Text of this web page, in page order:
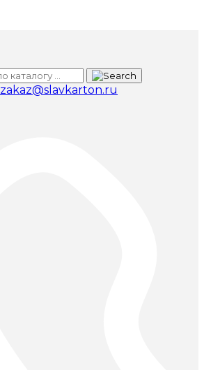
zakaz@slavkarton.ru